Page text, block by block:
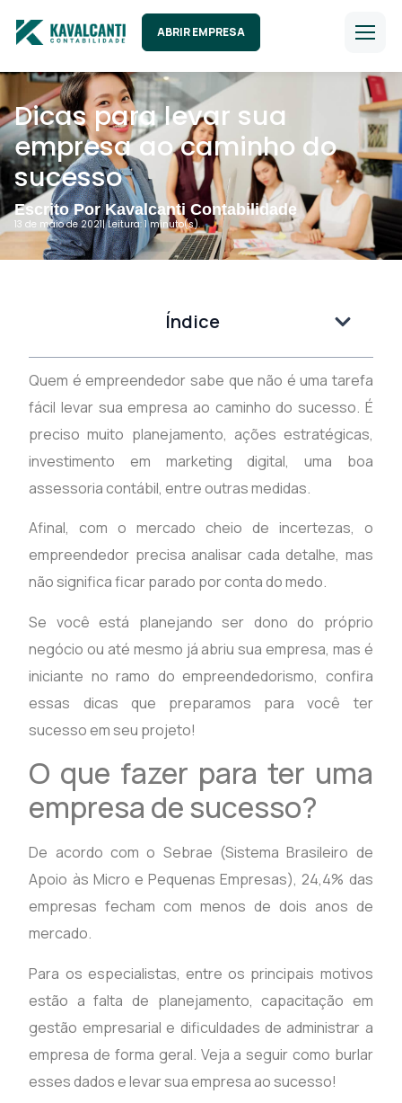
ABRIR EMPRESA
Dicas para levar sua
empresa ao caminho do
sucesso
Escrito Por Kavalcanti Contabilidade
13 de maio de 2021| Leitura: 1 minuto(s).
Índice
Quem é empreendedor sabe que não é uma tarefa
fácil levar sua empresa ao caminho do sucesso. É
preciso muito planejamento, ações estratégicas,
investimento em marketing digital, uma boa
assessoria contábil, entre outras medidas.
Afinal, com o mercado cheio de incertezas, o
empreendedor precisa analisar cada detalhe, mas
não significa ficar parado por conta do medo.
Se você está planejando ser dono do próprio
negócio ou até mesmo já abriu sua empresa, mas é
iniciante no ramo do empreendedorismo, confira
essas dicas que preparamos para você ter
sucesso em seu projeto!
O que fazer para ter uma
empresa de sucesso?
De acordo com o Sebrae (Sistema Brasileiro de
Apoio às Micro e Pequenas Empresas), 24,4% das
empresas fecham com menos de dois anos de
mercado.
Para os especialistas, entre os principais motivos
estão a falta de planejamento, capacitação em
gestão empresarial e dificuldades de administrar a
empresa de forma geral. Veja a seguir como burlar
esses dados e levar sua empresa ao sucesso!